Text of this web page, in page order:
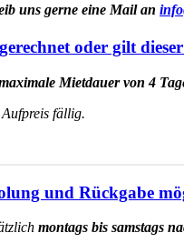
uns gerne eine Mail an
oder gilt
Mietdauer von 4
fällig.
und Rückgabe
montags bis samstags